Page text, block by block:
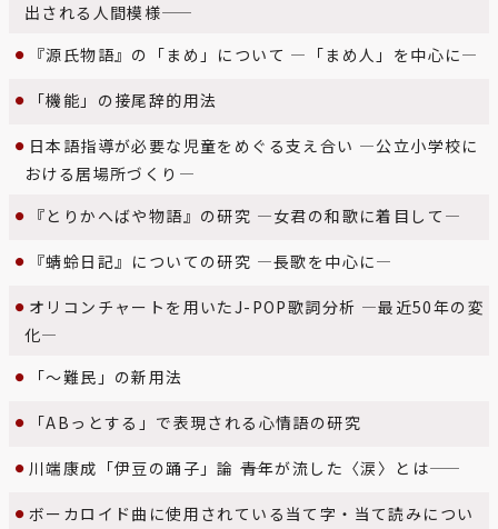
出される人間模様――
『源氏物語』の「まめ」について ―「まめ人」を中心に―
「機能」の接尾辞的用法
日本語指導が必要な児童をめぐる支え合い ―公立小学校に
おける居場所づくり―
『とりかへばや物語』の研究 ―女君の和歌に着目して―
『蜻蛉日記』についての研究 ―長歌を中心に―
オリコンチャートを用いたJ-POP歌詞分析 ―最近50年の変
化―
「～難民」の新用法
「ABっとする」で表現される心情語の研究
川端康成「伊豆の踊子」論 ――青年が流した〈涙〉とは――
ボーカロイド曲に使用されている当て字・当て読みについ